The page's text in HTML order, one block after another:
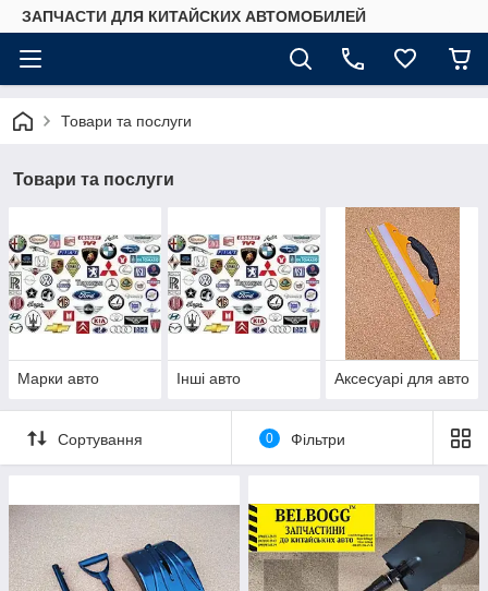
ЗАПЧАСТИ ДЛЯ КИТАЙСКИХ АВТОМОБИЛЕЙ
Товари та послуги
Товари та послуги
Марки авто Інші авто Аксесуарі для авто
Сортування 0 Фільтри